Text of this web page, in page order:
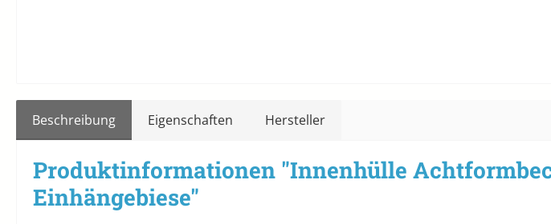
Beschreibung Eigenschaften Hersteller
Produktinformationen "Innenhülle
Einhängebiese"